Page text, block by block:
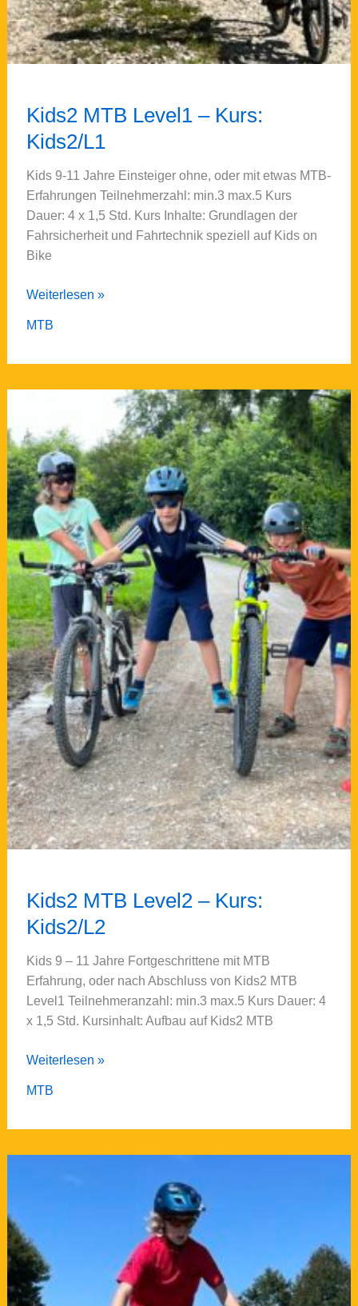
Kids2 MTB Level1 – Kurs:
Kids2/L1
Kids 9-11 Jahre Einsteiger ohne, oder mit etwas MTB-
Erfahrungen Teilnehmerzahl: min.3 max.5 Kurs
Dauer: 4 x 1,5 Std. Kurs Inhalte: Grundlagen der
Fahrsicherheit und Fahrtechnik speziell auf Kids on
Bike
Kids2
Level1
Kids2/L1
Weiterlesen »
MTB
Kids2 MTB Level2 – Kurs:
Kids2/L2
Kids 9 – 11 Jahre Fortgeschrittene mit MTB
Erfahrung, oder nach Abschluss von Kids2 MTB
Level1 Teilnehmeranzahl: min.3 max.5 Kurs Dauer: 4
x 1,5 Std. Kursinhalt: Aufbau auf Kids2 MTB
Kids2
Level2
Kids2/L2
Weiterlesen »
MTB